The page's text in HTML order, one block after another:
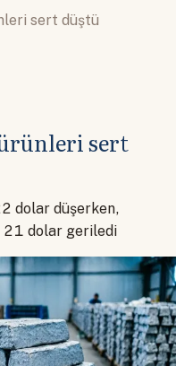
sert düştü
sert
dolar düşerken,
21 dolar geriledi